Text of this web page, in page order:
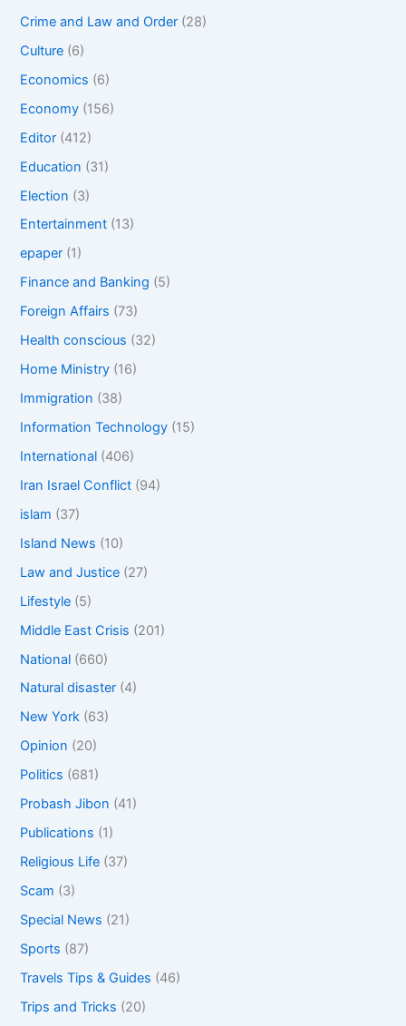
Crime and Law and Order (28)
Culture (6)
Economics (6)
Economy (156)
Editor (412)
Education (31)
Election (3)
Entertainment (13)
epaper (1)
Finance and Banking (5)
Foreign Affairs (73)
Health conscious (32)
Home Ministry (16)
Immigration (38)
Information Technology (15)
International (406)
Iran Israel Conflict (94)
islam (37)
Island News (10)
Law and Justice (27)
Lifestyle (5)
Middle East Crisis (201)
National (660)
Natural disaster (4)
New York (63)
Opinion (20)
Politics (681)
Probash Jibon (41)
Publications (1)
Religious Life (37)
Scam (3)
Special News (21)
Sports (87)
Travels Tips & Guides (46)
Trips and Tricks (20)